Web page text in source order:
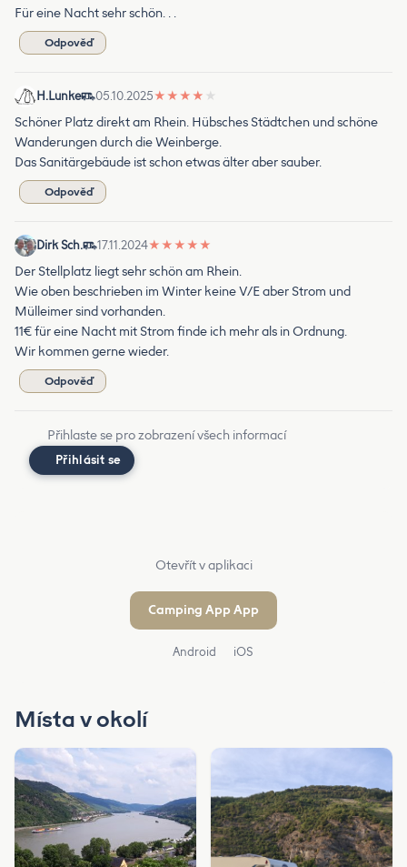
Für eine Nacht sehr schön. . .
Odpověď
H.Lunke 05.10.2025★ ★ ★ ★ ★
Schöner Platz direkt am Rhein. Hübsches Städtchen und schöne
Wanderungen durch die Weinberge.
Das Sanitärgebäude ist schon etwas älter aber sauber.
Odpověď
Dirk Sch. 17.11.2024★ ★ ★ ★ ★
Der Stellplatz liegt sehr schön am Rhein.
Wie oben beschrieben im Winter keine V/E aber Strom und
Mülleimer sind vorhanden.
11€ für eine Nacht mit Strom finde ich mehr als in Ordnung.
Wir kommen gerne wieder.
Odpověď
Přihlaste se pro zobrazení všech informací
Přihlásit se
Otevřít v aplikaci
Camping App App
Android iOS
Místa v okolí